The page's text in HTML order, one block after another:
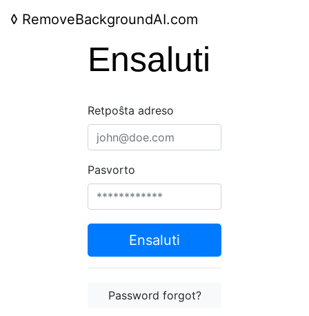
◊ RemoveBackgroundAI.com
Ensaluti
Retpoŝta adreso
Pasvorto
Ensaluti
Password forgot?